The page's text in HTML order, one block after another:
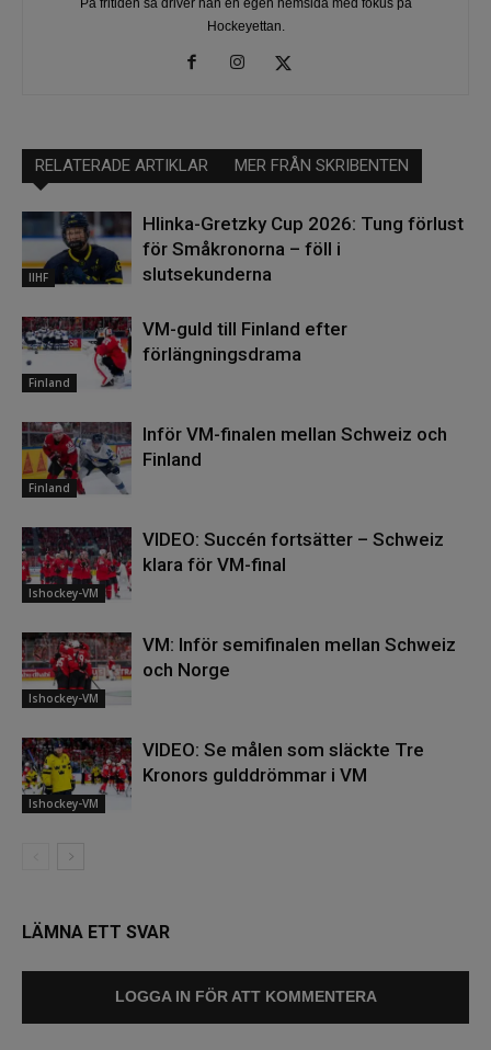
På fritiden så driver han en egen hemsida med fokus på
Hockeyettan.
RELATERADE ARTIKLAR MER FRÅN SKRIBENTEN
IIHF
Hlinka-Gretzky Cup 2026: Tung förlust
för Småkronorna – föll i
slutsekunderna
Finland
VM-guld till Finland efter
förlängningsdrama
Finland
Inför VM-finalen mellan Schweiz och
Finland
Ishockey-VM
VIDEO: Succén fortsätter – Schweiz
klara för VM-final
Ishockey-VM
VM: Inför semifinalen mellan Schweiz
och Norge
Ishockey-VM
VIDEO: Se målen som släckte Tre
Kronors gulddrömmar i VM
LÄMNA ETT SVAR
LOGGA IN FÖR ATT KOMMENTERA